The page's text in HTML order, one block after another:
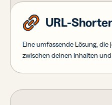
URL-
Eine umfassende Lösung,
zwischen deinen Inhalten